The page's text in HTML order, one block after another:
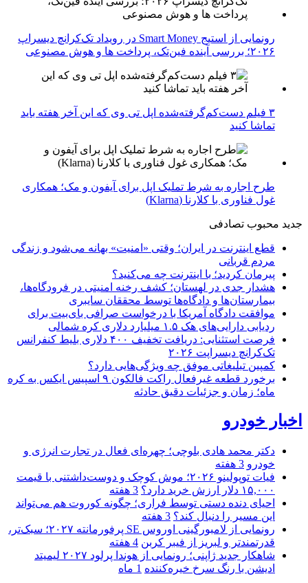
رونمایی از استیج Smart Money در رویداد تک‌کرانچ دیسراپ
۲۰۲۶؛ بررسی آینده فین‌تک، پرداخت‌ ها و هوش مصنوعی
۳ فیلم دست‌کم‌گرفته‌شده اپل تی وی که این آخر هفته باید
تماشا کنید
طرح اجاره به شرط تملیک اپل برای آیفون و مک؛ همکاری
غول فناوری با کلارنا (Klarna)
جدید محبوب تصادفی
قطع اینترنت در ایران؛ وقتی «امنیت» بهانه می‌شود و زندگی
مردم قربانی
پیرمان کردید؛ با اینترنت چه می‌کنید؟
هشدار جدی در لهستان؛ کشف رخنه امنیتی در فرودگاه‌ها،
بیمارستان‌ها و دادگاه‌ها توسط محققان سایبری
موافقت دادگاه آمریکا با درخواست صرافی بای‌بیت برای
ردیابی دارایی‌های هک ۱.۵ میلیارد دلاری کره شمالی
فرصت استثنایی: دریافت تخفیف ۴۰۰ دلاری بلیط کنفرانس
تک‌کرانچ دیسراپت ۲۰۲۶
کمپین تبلیغاتی موفق چه ویژگی‌هایی دارد؟
برخورد قطعه غیرفعال راکت فالکون ۹ اسپیس ایکس به کره
ماه؛ زمان و جزئیات دقیق حادثه
اخبار خودرو
دکتر محمد هادی بلوچی؛ چهره‌ای فعال در تجارت انرژی و
خودرو 3 هفته
فیات توپولینو ۲۰۲۶؛ موش کوچک و دوست‌داشتنی با قیمت
۱۵,۰۰۰ دلار ارزش خرید دارد؟
3 هفته
احیای دنده دستی توسط فراری؛ چگونه کوروت هم می‌تواند
این مسیر را دنبال کند؟ 3 هفته
رونمایی از لامبورگینی اوروس SE پرفورمانته ۲۰۲۷؛ سبک‌تر،
قدرتمندتر و لبریز از فیبر کربن 4 هفته
شاهکار جدید ژاپنی؛ رونمایی از هوندا پرلود ۲۰۲۷ لیمیتد
ادیشن با رنگ سرخ خیره‌کننده 1 ماه